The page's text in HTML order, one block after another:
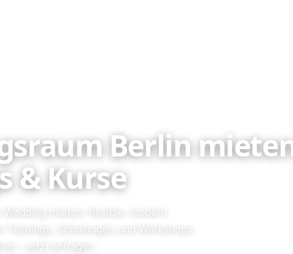
Berlin
& Kurse
Wedding mieten: flexible, modern
Trainings, Schulungen und Workshops.
– jetzt anfragen.